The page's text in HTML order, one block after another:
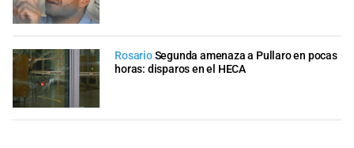
RosarioSegunda amenaza a Pullaro en pocas
horas: disparos en el HECA